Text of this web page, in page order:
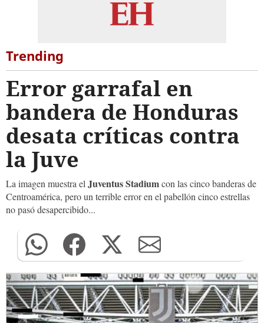
Trending
Error garrafal en
bandera de Honduras
desata críticas contra
la Juve
La imagen muestra el Juventus Stadiumcon las cinco banderas de
Centroamérica, pero un terrible error en el pabellón cinco estrellas
no pasó desapercibido...